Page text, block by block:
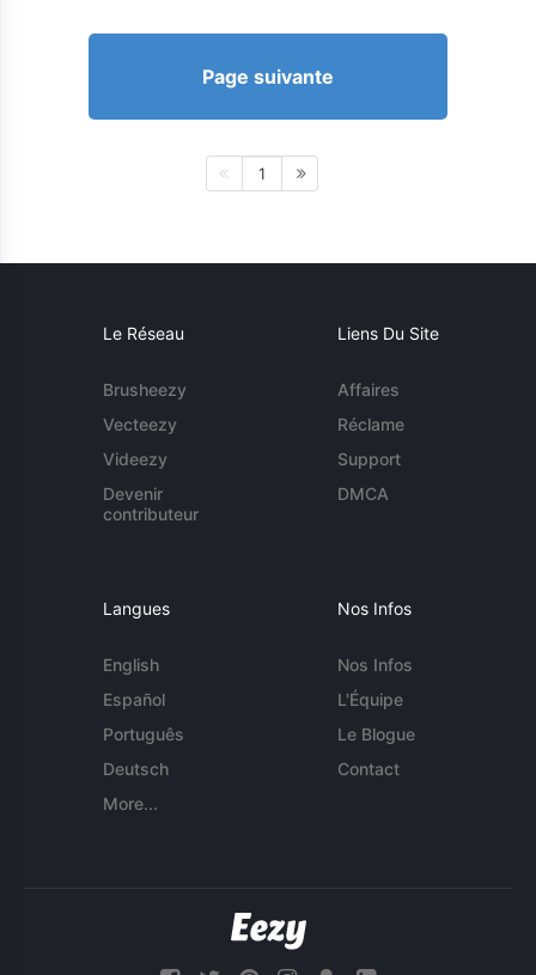
Page suivante
1
Le Réseau
Brusheezy
Vecteezy
Videezy
Devenir
contributeur
Liens Du Site
Affaires
Réclame
Support
DMCA
Langues
English
Español
Português
Deutsch
More...
Nos Infos
Nos Infos
L'Équipe
Le Blogue
Contact